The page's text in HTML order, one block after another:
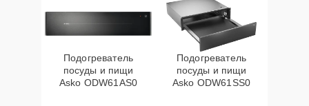
Подогреватель
посуды и пищи
Asko ODW61AS0
Подогреватель
посуды и пищи
Asko ODW61SS0